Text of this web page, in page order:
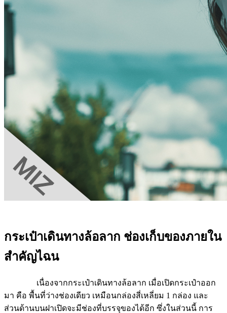
กระเป๋าเดินทางล้อลาก ช่องเก็บของภายใน
สำคัญไฉน
เนื่องจากกระเป๋าเดินทางล้อลาก เมื่อเปิดกระเป๋าออก
มา คือ พื้นที่ว่างช่องเดียว เหมือนกล่องสี่เหลี่ยม 1 กล่อง และ
ส่วนด้านบนฝาเปิดจะมีช่องที่บรรจุของได้อีก ซึ่งในส่วนนี้ การ